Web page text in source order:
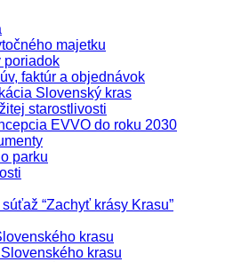
majetku
poriadok
faktúr a objednávok
Slovenský kras
starostlivosti
EVVO do roku 2030
parku
“Zachyť krásy Krasu”
krasu
krasu